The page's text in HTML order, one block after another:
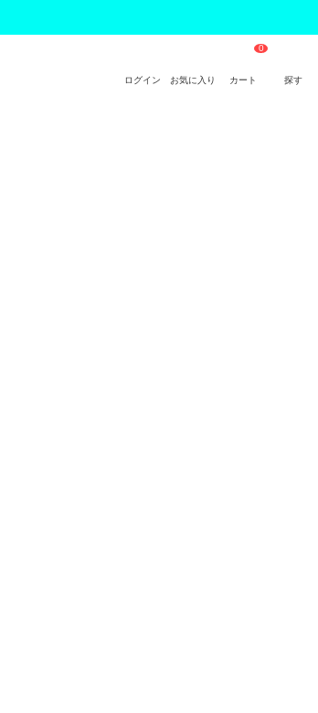
ログイン お気に入り カート 探す